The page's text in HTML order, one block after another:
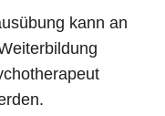
kann an